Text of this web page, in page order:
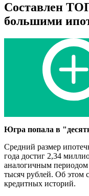
Составлен
большими
Югра попала в
Средний размер
года достиг 2,34
аналогичным
тысяч рублей. Об этом
кредитных историй.